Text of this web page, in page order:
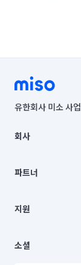
유한회사 미소 사
00019 |
주소 | 본사: 서울특
컨택센터 : 서울특
상품, 상품정보, 거
언론 보도 관련 문의:
© 유한회사 미소.
회사
채용
파트너
이사
지원
이용약관
소셜